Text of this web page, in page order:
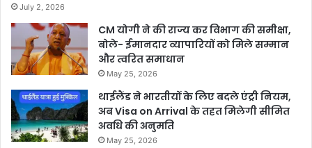
July 2, 2026
CM योगी ने की राज्य कर विभाग की समीक्षा,
बोले- ईमानदार व्यापारियों को मिले सम्मान
और त्वरित समाधान
May 25, 2026
थाईलैंड ने भारतीयों के लिए बदले एंट्री नियम,
अब Visa on Arrival के तहत मिलेगी सीमित
अवधि की अनुमति
May 25, 2026